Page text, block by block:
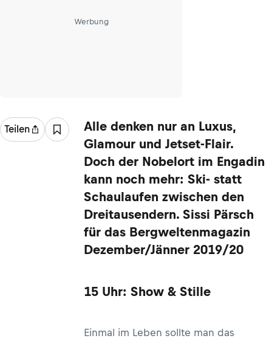
Werbung
Teilen
Alle denken nur an Luxus,
Glamour und Jetset-Flair.
Doch der Nobelort im Engadin
kann noch mehr: Ski- statt
Schaulaufen zwischen den
Dreitausendern. Sissi Pärsch
für das Bergweltenmagazin
Dezember/Jänner 2019/20
15 Uhr: Show & Stille
Einmal im Leben sollte man das